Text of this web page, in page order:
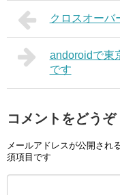
クロスオーバ
andoroidで東
です
コメントをどうぞ
メールアドレスが公開され
須項目です